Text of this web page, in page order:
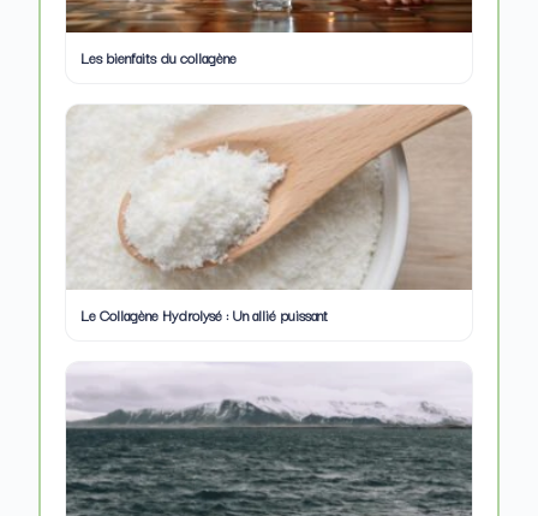
Les bienfaits du collagène
Le Collagène Hydrolysé : Un allié puissant